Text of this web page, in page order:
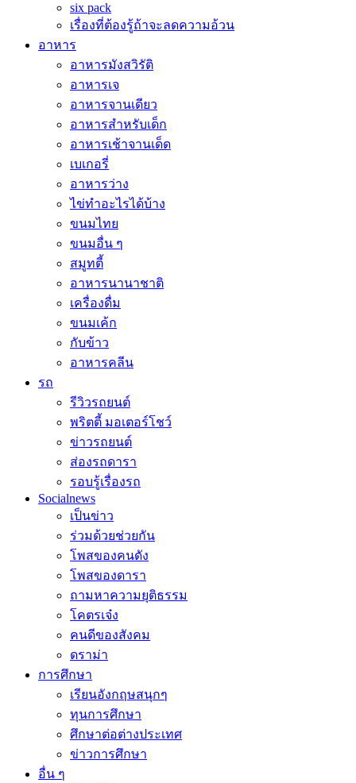
six pack
เรื่องที่ต้องรู้ถ้าจะลดความอ้วน
อาหาร
อาหารมังสวิรัติ
อาหารเจ
อาหารจานเดียว
อาหารสำหรับเด็ก
อาหารเช้าจานเด็ด
เบเกอรี่
อาหารว่าง
ไข่ทำอะไรได้บ้าง
ขนมไทย
ขนมอื่น ๆ
สมูทตี้
อาหารนานาชาติ
เครื่องดื่ม
ขนมเค้ก
กับข้าว
อาหารคลีน
รถ
รีวิวรถยนต์
พริตตี้ มอเตอร์โชว์
ข่าวรถยนต์
ส่องรถดารา
รอบรู้เรื่องรถ
Socialnews
เป็นข่าว
ร่วมด้วยช่วยกัน
โพสของคนดัง
โพสของดารา
ถามหาความยุติธรรม
โคตรเจ๋ง
คนดีของสังคม
ดราม่า
การศึกษา
เรียนอังกฤษสนุกๆ
ทุนการศึกษา
ศึกษาต่อต่างประเทศ
ข่าวการศึกษา
อื่น ๆ